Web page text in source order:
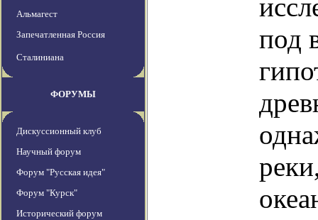
Альмагест
Запечатленная Россия
Сталиниана
ФОРУМЫ
Дискуссионный клуб
Научный форум
Форум "Русская идея"
Форум "Курск"
Исторический форум
под